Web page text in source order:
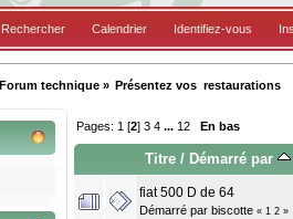
Rechercher Calendrier Identifiez-vous
Forum technique» Présentez vos  restaurations
Pages: 1 [2]3 4 ... 12 En bas
Titre / Démarré par
fiat 500 D de 64
Démarré par biscotte « 1 2 »